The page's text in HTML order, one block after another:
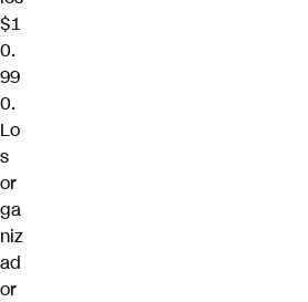
$1
0.
99
0.
Lo
s
or
ga
niz
ad
or